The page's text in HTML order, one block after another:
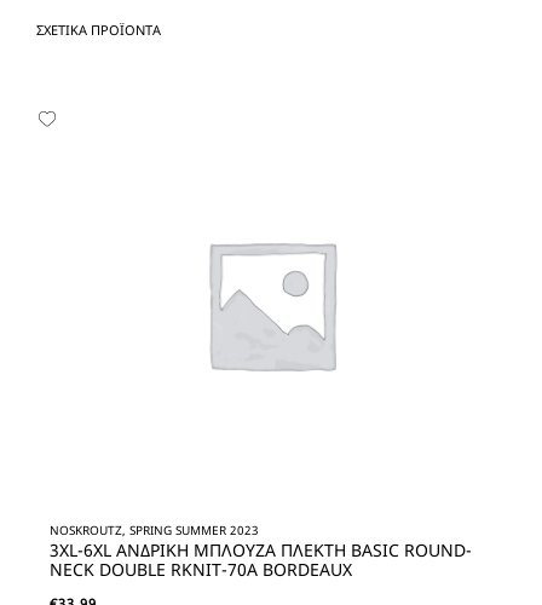
ΣΧΕΤΙΚΆ ΠΡΟΪΌΝΤΑ
NOSKROUTZ, SPRING SUMMER 2023
3XL-6XL ΑΝΔΡΙΚΗ ΜΠΛΟΥΖΑ ΠΛΕΚΤΗ BASIC ROUND-
NECK DOUBLE RKNIT-70A BORDEAUX